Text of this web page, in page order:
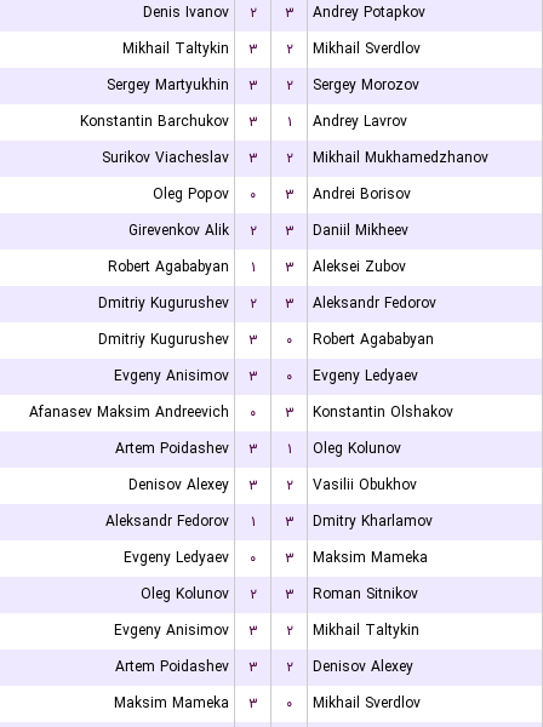
Denis Ivanov
۲ ۳
Andrey Potapkov
Mikhail Taltykin
۳ ۲
Mikhail Sverdlov
Sergey Martyukhin
۳ ۲
Sergey Morozov
Konstantin Barchukov
۳ ۱
Andrey Lavrov
Surikov Viacheslav
۳ ۲
Mikhail Mukhamedzhanov
Oleg Popov
۰ ۳
Andrei Borisov
Girevenkov Alik
۲ ۳
Daniil Mikheev
Robert Agababyan
۱ ۳
Aleksei Zubov
Dmitriy Kugurushev
۲ ۳
Aleksandr Fedorov
Dmitriy Kugurushev
۳ ۰
Robert Agababyan
Evgeny Anisimov
۳ ۰
Evgeny Ledyaev
Afanasev Maksim Andreevich
۰ ۳
Konstantin Olshakov
Artem Poidashev
۳ ۱
Oleg Kolunov
Denisov Alexey
۳ ۲
Vasilii Obukhov
Aleksandr Fedorov
۱ ۳
Dmitry Kharlamov
Evgeny Ledyaev
۰ ۳
Maksim Mameka
Oleg Kolunov
۲ ۳
Roman Sitnikov
Evgeny Anisimov
۳ ۲
Mikhail Taltykin
Artem Poidashev
۳ ۲
Denisov Alexey
Maksim Mameka
۳ ۰
Mikhail Sverdlov